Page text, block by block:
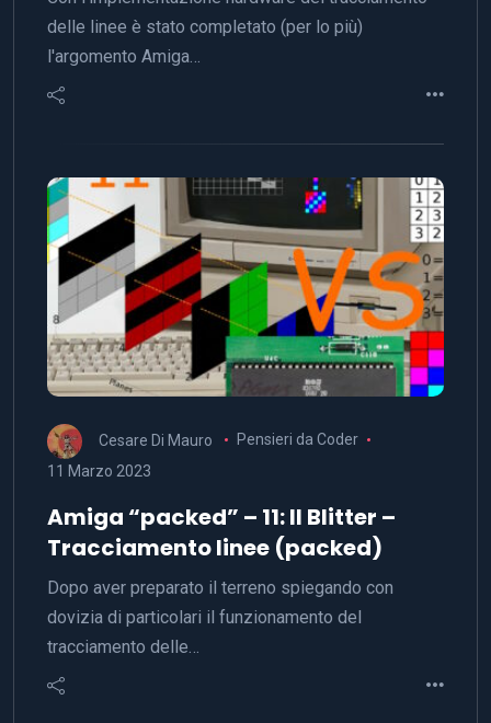
delle linee è stato completato (per lo più)
l'argomento Amiga…
Cesare Di Mauro
Pensieri da Coder
11 Marzo 2023
Amiga “packed” – 11: Il Blitter –
Tracciamento linee (packed)
Dopo aver preparato il terreno spiegando con
dovizia di particolari il funzionamento del
tracciamento delle…